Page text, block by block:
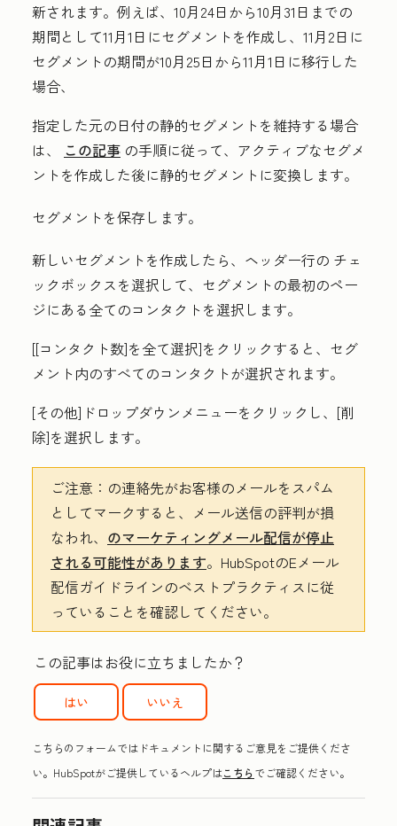
新されます。例えば、10月24日から10月31日までの
期間として11月1日にセグメントを作成し、11月2日に
セグメントの期間が10月25日から11月1日に移行した
場合、
指定した元の日付の静的セグメントを維持する場合
は、
この記事 の手順に従って、アクティブなセグメ
ントを作成した後に静的セグメントに変換します。
セグメントを保存します。
新しいセグメントを作成したら、ヘッダー行の チェ
ックボックスを選択して、 セグメントの最初のペー
ジにある全てのコンタクトを選択します。
[[コンタクト数]を全て選択]をクリックすると 、セグ
メント内のすべてのコンタクトが選択されます。
[その他] ドロップダウンメニューをクリックし、[削
除]を選択します。
ご注意： の連絡先がお客様のメールをスパム
としてマークすると、メール送信の評判が損
なわれ、 のマーケティングメール配信が停止
される可能性があります。HubSpotのEメール
配信ガイドラインのベストプラクティスに従
っていることを確認してください。
この記事はお役に立ちましたか？
はい いいえ
こちらのフォームではドキュメントに関するご意見をご提供くださ
い。HubSpotがご提供しているヘルプはこちらでご確認ください。